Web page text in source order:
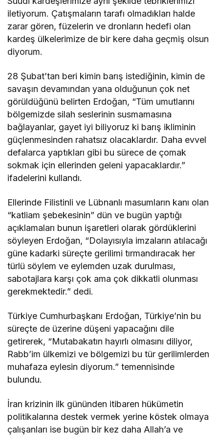
iletiyorum. Çatışmaların tarafı olmadıkları halde
zarar gören, füzelerin ve dronların hedefi olan
kardeş ülkelerimize de bir kere daha geçmiş olsun
diyorum.
28 Şubat’tan beri kimin barış istediğinin, kimin de
savaşın devamından yana olduğunun çok net
görüldüğünü belirten Erdoğan, “Tüm umutlarını
bölgemizde silah seslerinin susmamasına
bağlayanlar, gayet iyi biliyoruz ki barış ikliminin
güçlenmesinden rahatsız olacaklardır. Daha evvel
defalarca yaptıkları gibi bu sürece de çomak
sokmak için ellerinden geleni yapacaklardır.”
ifadelerini kullandı.
Ellerinde Filistinli ve Lübnanlı masumların kanı olan
“katliam şebekesinin” dün ve bugün yaptığı
açıklamaları bunun işaretleri olarak gördüklerini
söyleyen Erdoğan, “Dolayısıyla imzaların atılacağı
güne kadarki süreçte gerilimi tırmandıracak her
türlü söylem ve eylemden uzak durulması,
sabotajlara karşı çok ama çok dikkatli olunması
gerekmektedir.” dedi.
Türkiye Cumhurbaşkanı Erdoğan, Türkiye’nin bu
süreçte de üzerine düşeni yapacağını dile
getirerek, “Mutabakatın hayırlı olmasını diliyor,
Rabb’im ülkemizi ve bölgemizi bu tür gerilimlerden
muhafaza eylesin diyorum.” temennisinde
bulundu.
İran krizinin ilk gününden itibaren hükümetin
politikalarına destek vermek yerine köstek olmaya
çalışanları ise bugün bir kez daha Allah’a ve